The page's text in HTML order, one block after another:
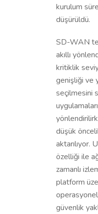
kurulum
düşürüldü.
SD-WAN
akıllı
kritiklik
genişliği ve
seçilmesini
düşük
aktarılıyor.
özelliği ile
zamanlı
platform
güvenlik